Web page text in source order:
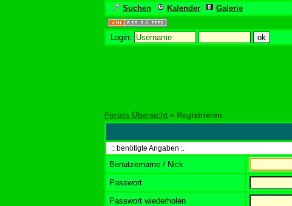
Suchen Kalender Galerie
Login:
Forum Übersicht » Registrieren
:: benötigte Angaben :.
Benutzername / Nick
Passwort
Passwort wiederholen